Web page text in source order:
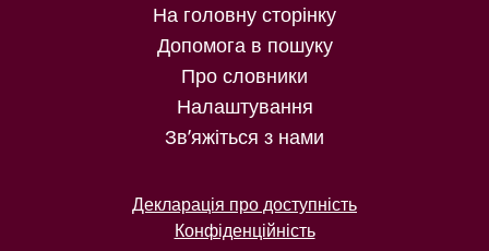
На головну сторінку
Допомога в пошуку
Про словники
Налаштування
Зв’яжіться з нами
Декларація про доступність
Конфіденційність